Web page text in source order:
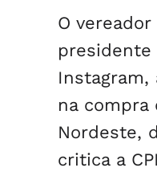
O
na compra
Nordeste,
critica a